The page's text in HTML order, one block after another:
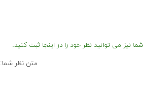
شما نیز می توانید نظر خود را در اینجا ثبت کنید.
متن نظر شما: